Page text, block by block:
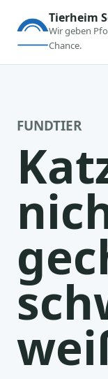
Tierheim
Wir geben
Chance.
FUNDTIER